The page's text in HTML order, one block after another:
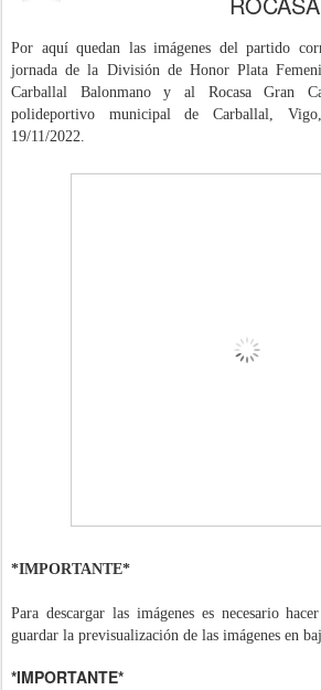
Por aquí quedan las imágenes del partido
jornada de la División de Honor Plata
Carballal Balonmano y al Rocasa Gran
polideportivo municipal de Carballal,
19/11/2022.
*IMPORTANTE*
Para descargar las imágenes es necesario
guardar la previsualización de las imágenes en
*IMPORTANTE*